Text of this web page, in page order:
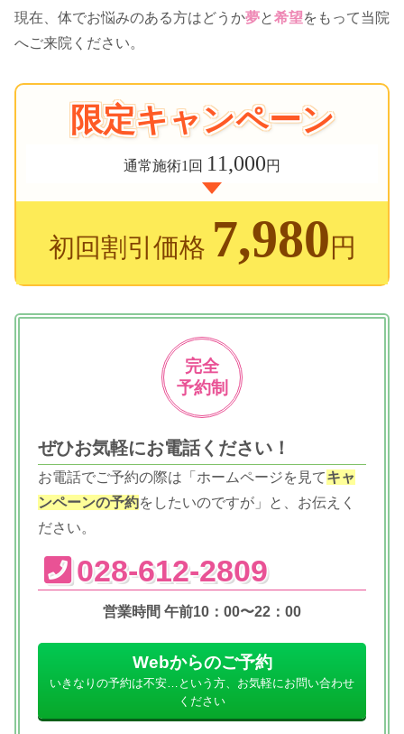
現在、体でお悩みのある方はどうか夢と希望をもって当院
へご来院ください。
限定キャンペーン
通常施術1回 11,000円
初回割引価格 7,980 円
完全
予約制
ぜひお気軽にお電話ください！
お電話でご予約の際は「ホームページを見てキャ
ンペーンの予約をしたいのですが」と、お伝えく
ださい。
028-612-2809
営業時間 午前10：00〜22：00
Webからのご予約
いきなりの予約は不安…という方、お気軽にお問い合わせ
ください